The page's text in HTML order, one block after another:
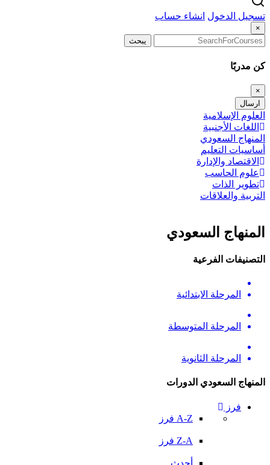
تسجيل الدخول انشاء حساب
×
يبحث
كن مدربًا
×
ارسال
العلوم الإسلامية
اللغات الأجنبية
المنهاج السعودي
أساسيات التعليم
الاقتصاد والإدارة
علوم الحاسب
تطوير الذات
التربية والعلاقات
المنهاج السعودي
التصنيفات الفرعية
المرحلة الابتدائية
المرحلة المتوسطة
المرحلة الثانوية
المنهاج السعودي الدورات
فرز
A-Z فرز
Z-A فرز
أحدث